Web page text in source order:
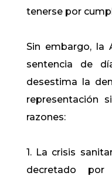
tenerse por
Sin embargo, la
sentencia de
desestima la
representación
razones:
1. La crisis
decretado